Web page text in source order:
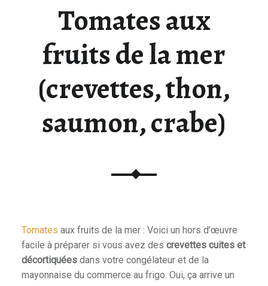
Tomates aux
fruits de la mer
(crevettes, thon,
saumon, crabe)
Tomates aux fruits de la mer : Voici un hors d’œuvre
facile à préparer si vous avez des crevettes cuites et
décortiquéesdans votre congélateur et de la
mayonnaise du commerce au frigo. Oui, ça arrive un